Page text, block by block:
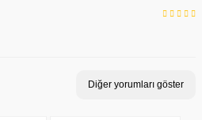
Diğer yorumları göster